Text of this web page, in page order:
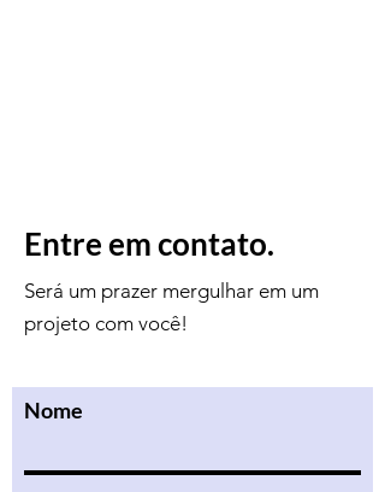
Entre em contato.
Será um prazer mergulhar em um
projeto com você!
Nome